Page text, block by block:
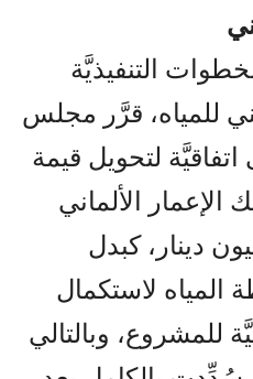
التنفيذيَّة
للمياه، قرَّر مجلس
لتحويل قيمة
الألماني
قيمته 22.7 مليون دينار، كبدل
المياه لاستكمال
للمشروع، وبالتالي